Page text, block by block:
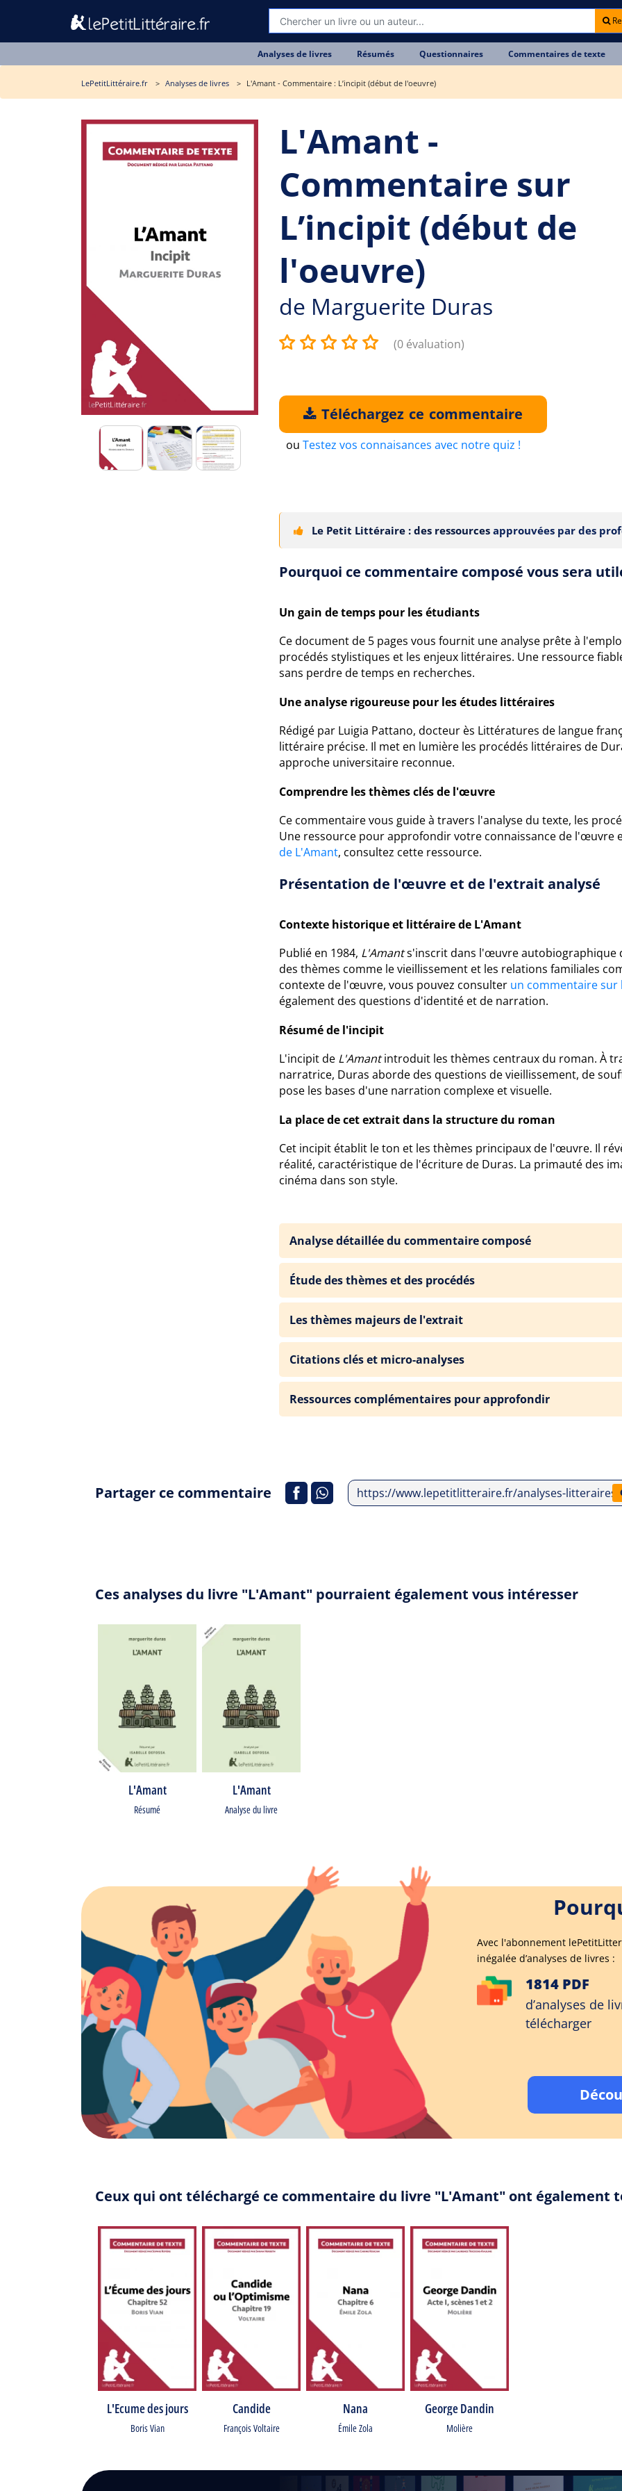
Analyses de livres Résumés Questionnaires Commentaires de texte
LePetitLittéraire.fr Analyses de livres L'Amant - Commentaire : L’incipit (début de l'oeuvre)
L'Amant -
Commentaire sur
L’incipit (début de
l'oeuvre)
de Marguerite Duras
(0 évaluation)
Téléchargez ce commentaire
ou Testez vos connaisances avec notre quiz !
Le Petit Littéraire : des ressources approuvées par des
Pourquoi ce commentaire composé vous sera
Un gain de temps pour les étudiants
Ce document de 5 pages vous fournit une analyse prête à
procédés stylistiques et les enjeux littéraires. Une ressource
sans perdre de temps en recherches.
Une analyse rigoureuse pour les études littéraires
Rédigé par Luigia Pattano, docteur ès Littératures de langue
littéraire précise. Il met en lumière les procédés littéraires de
approche universitaire reconnue.
Comprendre les thèmes clés de l'œuvre
Ce commentaire vous guide à travers l'analyse du texte, les
Une ressource pour approfondir votre connaissance de l'œuvre
de L'Amant, consultez cette ressource.
Présentation de l'œuvre et de l'extrait analysé
Contexte historique et littéraire de L'Amant
Publié en 1984, L'Amants'inscrit dans l'œuvre autobiographique
des thèmes comme le vieillissement et les relations familiales
contexte de l'œuvre, vous pouvez consulter un commentaire
également des questions d'identité et de narration.
Résumé de l'incipit
L'incipit de L'Amantintroduit les thèmes centraux du roman. À
narratrice, Duras aborde des questions de vieillissement, de
pose les bases d'une narration complexe et visuelle.
La place de cet extrait dans la structure du roman
Cet incipit établit le ton et les thèmes principaux de l'œuvre. Il
réalité, caractéristique de l'écriture de Duras. La primauté des
cinéma dans son style.
Analyse détaillée du commentaire composé
Étude des thèmes et des procédés
Les thèmes majeurs de l'extrait
Citations clés et micro-analyses
Ressources complémentaires pour approfondir
Partager ce commentaire https://www.lepetitlitteraire.fr/analyses-
Ces analyses du livre "L'Amant" pourraient également vous intéresser
L'Amant
Résumé
L'Amant
Analyse du livre
Avec l'abonnement
inégalée d’analyses de livres :
1814 PDF
d’analyses de
télécharger
Ceux qui ont téléchargé ce commentaire du livre "L'Amant" ont également
L'Ecume des jours
Boris Vian
Candide
François Voltaire
Nana
Émile Zola
George Dandin
Molière